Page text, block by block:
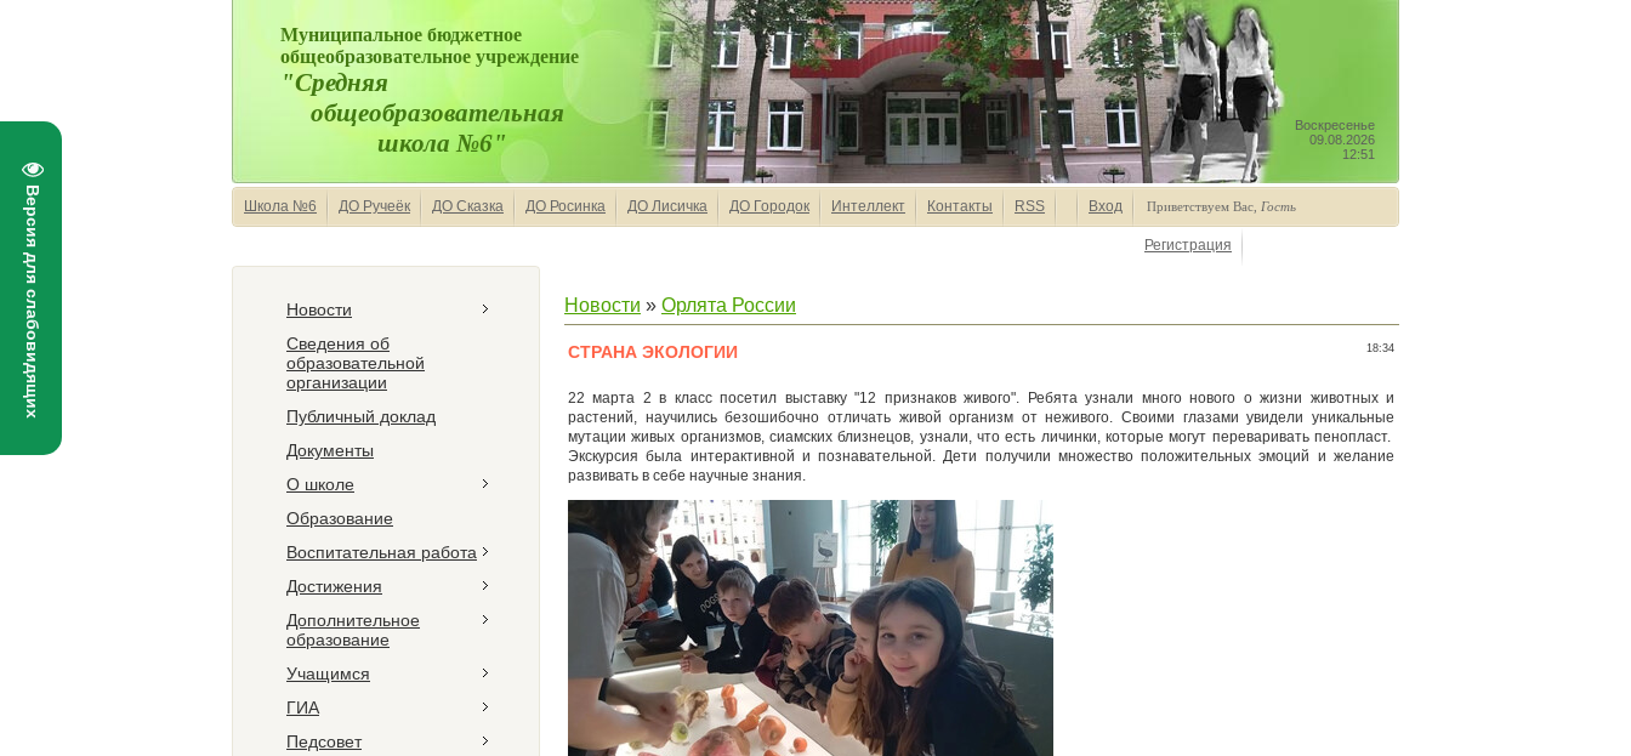
Версия для слабовидящих
Воскресенье
09.08.2026
12:51
Муниципальное бюджетное
общеобразовательное учреждение
"Средняя
общеобразовательная
школа №6"
Школа №6 ДО Ручеёк ДО Сказка ДО Росинка ДО Лисичка ДО Городок Интеллект Контакты RSS Приветствуем Вас Гость
Вход
Регистрация
Новости
Сведения об
образовательной
организации
Публичный доклад
Документы
О школе
Образование
Воспитательная работа
Достижения
Дополнительное
образование
Учащимся
ГИА
Педсовет
Новости » Орлята России
18:34
СТРАНА ЭКОЛОГИИ
22 марта 2 в класс посетил выставку "12 признаков живого". Ребята узнали много нового о жизни животных и
растений, научились безошибочно отличать живой организм от неживого. Своими глазами увидели уникальные
мутации живых организмов, сиамских близнецов, узнали, что есть личинки, которые могут переваривать пенопласт.
Экскурсия была интерактивной и познавательной. Дети получили множество положительных эмоций и желание
развивать в себе научные знания.